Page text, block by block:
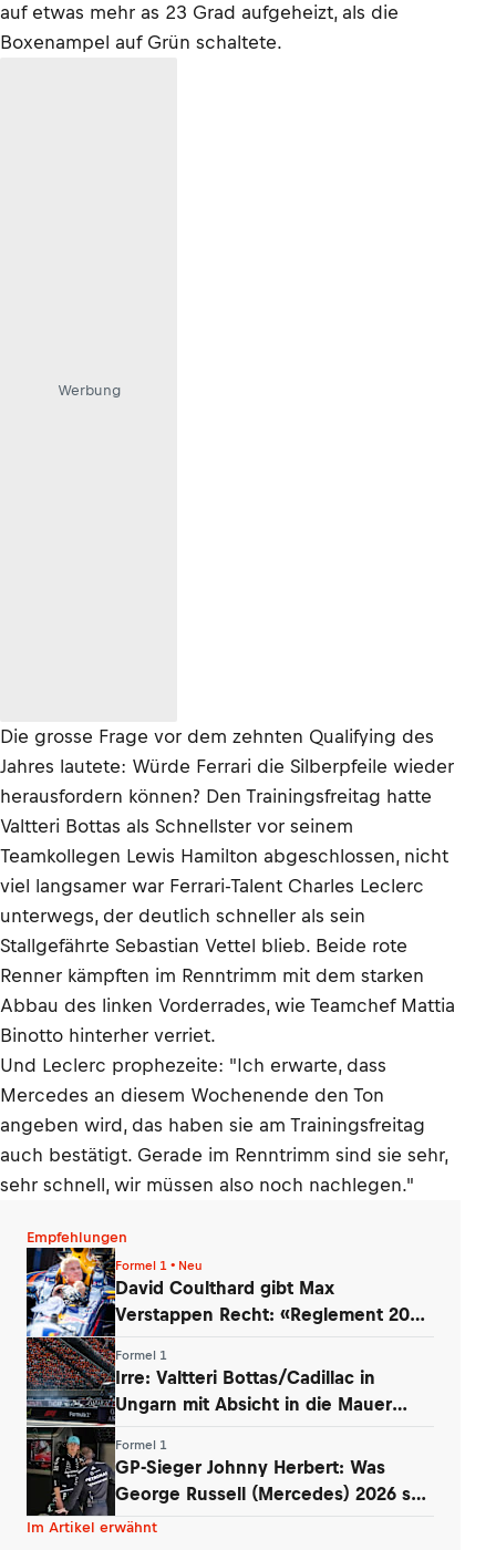
auf etwas mehr as 23 Grad aufgeheizt, als die
Boxenampel auf Grün schaltete.
Werbung
Die grosse Frage vor dem zehnten Qualifying des
Jahres lautete: Würde Ferrari die Silberpfeile wieder
herausfordern können? Den Trainingsfreitag hatte
Valtteri Bottas als Schnellster vor seinem
Teamkollegen Lewis Hamilton abgeschlossen, nicht
viel langsamer war Ferrari-Talent Charles Leclerc
unterwegs, der deutlich schneller als sein
Stallgefährte Sebastian Vettel blieb. Beide rote
Renner kämpften im Renntrimm mit dem starken
Abbau des linken Vorderrades, wie Teamchef Mattia
Binotto hinterher verriet.
Und Leclerc prophezeite: "Ich erwarte, dass
Mercedes an diesem Wochenende den Ton
angeben wird, das haben sie am Trainingsfreitag
auch bestätigt. Gerade im Renntrimm sind sie sehr,
sehr schnell, wir müssen also noch nachlegen."
Empfehlungen
Formel 1 • Neu
David Coulthard gibt Max
Verstappen Recht: «Reglement 2026
Formel 1
Irre: Valtteri Bottas/Cadillac in
Ungarn mit Absicht in die Mauer
Formel 1
GP-Sieger Johnny Herbert: Was
George Russell (Mercedes) 2026 so
entmutigt
Im Artikel erwähnt